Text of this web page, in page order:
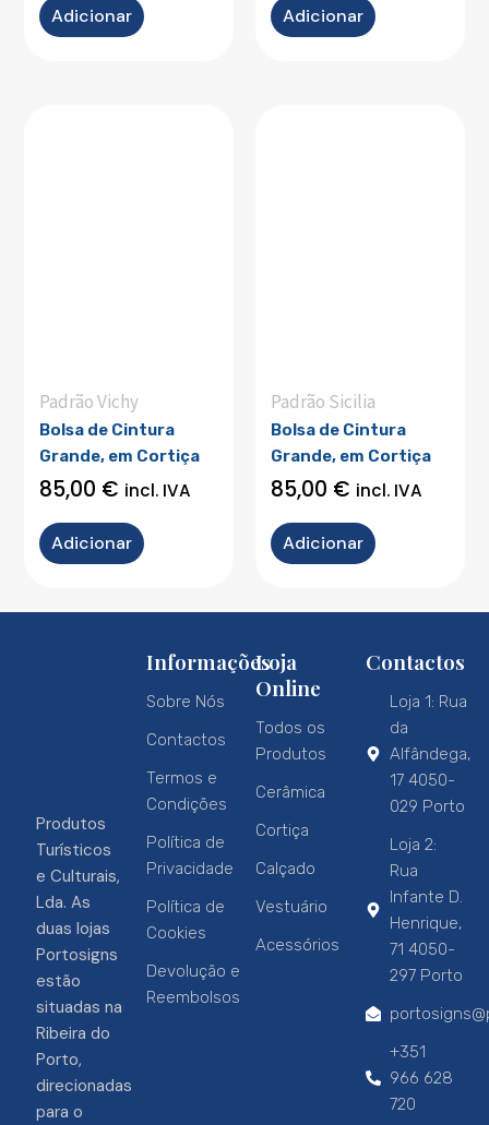
Adicionar Adicionar
Padrão Vichy
Bolsa de Cintura
Grande, em Cortiça
85,00 € incl. IVA
Adicionar
Padrão Sicilia
Bolsa de Cintura
Grande, em Cortiça
85,00 € incl. IVA
Adicionar
Produtos
Turísticos
e Culturais,
Lda. As
duas lojas
Portosigns
estão
situadas na
Ribeira do
Porto,
direcionadas
para o
Informações
Sobre Nós
Contactos
Termos e
Condições
Política de
Privacidade
Política de
Cookies
Devolução e
Reembolsos
Loja
Online
Todos os
Produtos
Cerâmica
Cortiça
Calçado
Vestuário
Acessórios
Contactos
Loja 1: Rua
da
Alfândega,
17 4050-
029 Porto
Loja 2:
Rua
Infante D.
Henrique,
71 4050-
297 Porto
+351
966 628
720